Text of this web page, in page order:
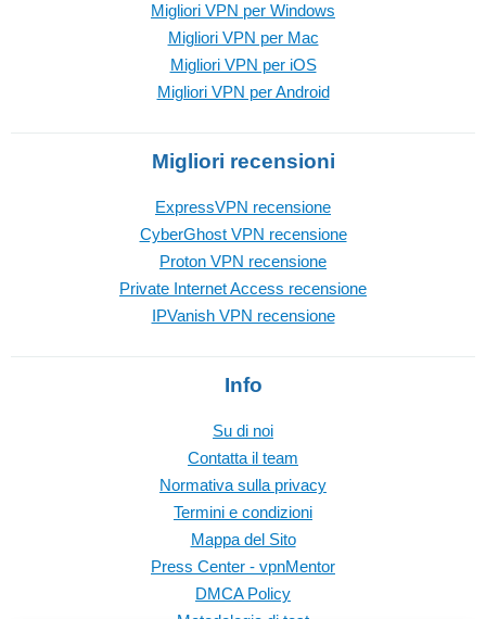
Migliori VPN per Windows
Migliori VPN per Mac
Migliori VPN per iOS
Migliori VPN per Android
Migliori recensioni
ExpressVPN recensione
CyberGhost VPN recensione
Proton VPN recensione
Private Internet Access recensione
IPVanish VPN recensione
Info
Su di noi
Contatta il team
Normativa sulla privacy
Termini e condizioni
Mappa del Sito
Press Center - vpnMentor
DMCA Policy